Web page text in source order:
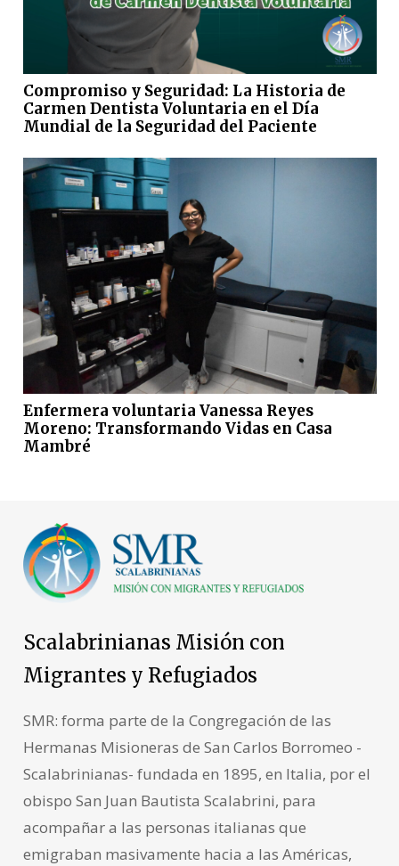
Compromiso y Seguridad: La Historia de
Carmen Dentista Voluntaria en el Día
Mundial de la Seguridad del Paciente
Enfermera voluntaria Vanessa Reyes
Moreno: Transformando Vidas en Casa
Mambré
Scalabrinianas Misión con
Migrantes y Refugiados
SMR: forma parte de la Congregación de las
Hermanas Misioneras de San Carlos Borromeo -
Scalabrinianas- fundada en 1895, en Italia, por el
obispo San Juan Bautista Scalabrini, para
acompañar a las personas italianas que
emigraban masivamente hacia a las Américas,